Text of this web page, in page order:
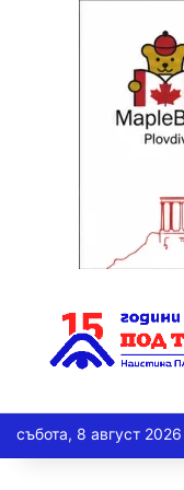
събота, 8 август